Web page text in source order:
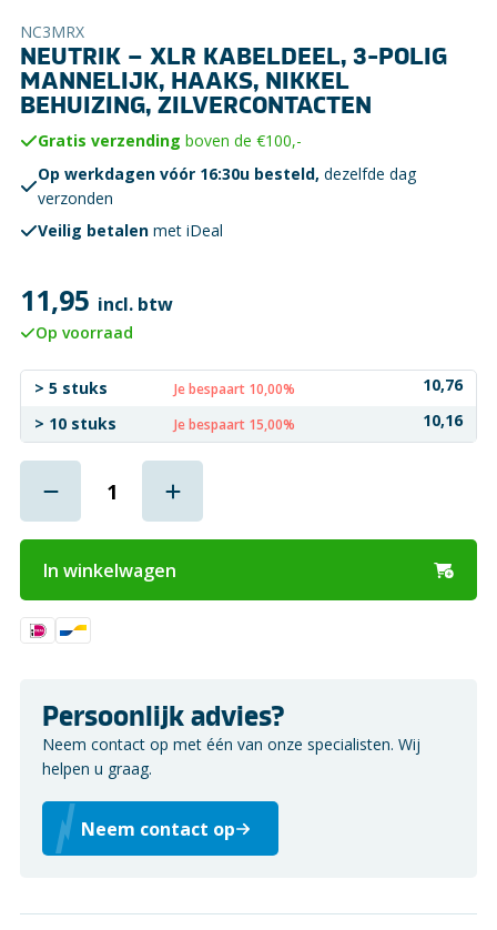
NC3MRX
NEUTRIK – XLR KABELDEEL, 3-POLIG
MANNELIJK, HAAKS, NIKKEL
BEHUIZING, ZILVERCONTACTEN
Gratis verzending boven de €100,-
Op werkdagen vóór 16:30u besteld, dezelfde dag
verzonden
Veilig betalen met iDeal
11,95 incl. btw
Op voorraad
> 5 stuks Je bespaart 10,00%
10,76
> 10 stuks
Je bespaart 15,00% 10,16
In winkelwagen
Persoonlijk advies?
Neem contact op met één van onze specialisten. Wij
helpen u graag.
Neem contact op